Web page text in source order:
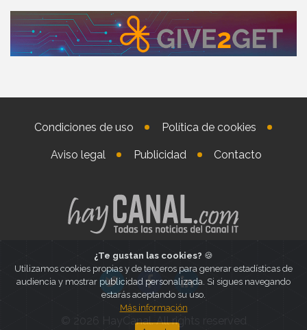
Condiciones de uso Política de cookies
Aviso legal Publicidad Contacto
© 2026 HayCanal. All rights reserved
¿Te gustan las cookies? 🍪
Utilizamos cookies propias y de terceros para generar estadísticas de
audiencia y mostrar publicidad personalizada. Si sigues navegando
estarás aceptando su uso.
Más información